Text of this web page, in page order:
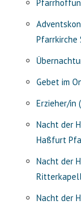
Pfarrkirche
Gebet im
Erzieher/in
Nacht der
Haßfurt
Nacht der
Nacht der